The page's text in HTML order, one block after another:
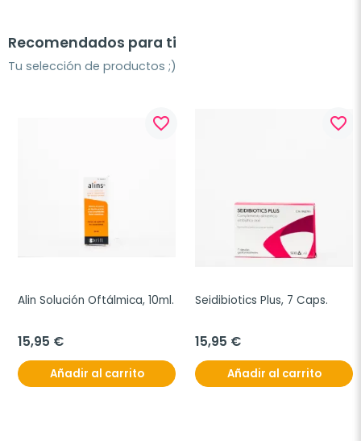
Recomendados para ti
Tu selección de productos ;)
favorite_border
Alin Solución Oftálmica, 10ml.
15,95 €
Añadir al carrito
favorite_border
Seidibiotics Plus, 7 Caps.
15,95 €
Añadir al carrito